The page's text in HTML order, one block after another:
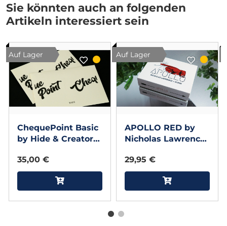
Sie könnten auch an folgenden
Artikeln interessiert sein
Auf Lager
ChequePoint Basic
by Hide & Creators
35,00 €
Auf Lager
APOLLO RED by
Nicholas Lawrence
29,95 €